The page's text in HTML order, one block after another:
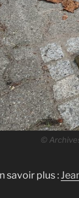
©
savoir plus :